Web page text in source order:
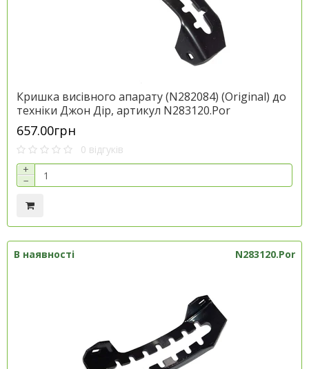
Кришка висівного апарату (N282084) (Original) до
техніки Джон Дір, артикул N283120.Por
657.00грн
0 відгуків
+
−
В наявності N283120.Por